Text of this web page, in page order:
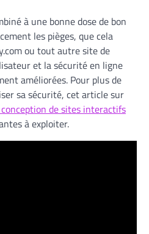
à une bonne dose de bon
les pièges, que cela
ou tout autre site de
et la sécurité en ligne
améliorées. Pour plus de
sa sécurité, cet article sur
de sites interactifs
à exploiter.